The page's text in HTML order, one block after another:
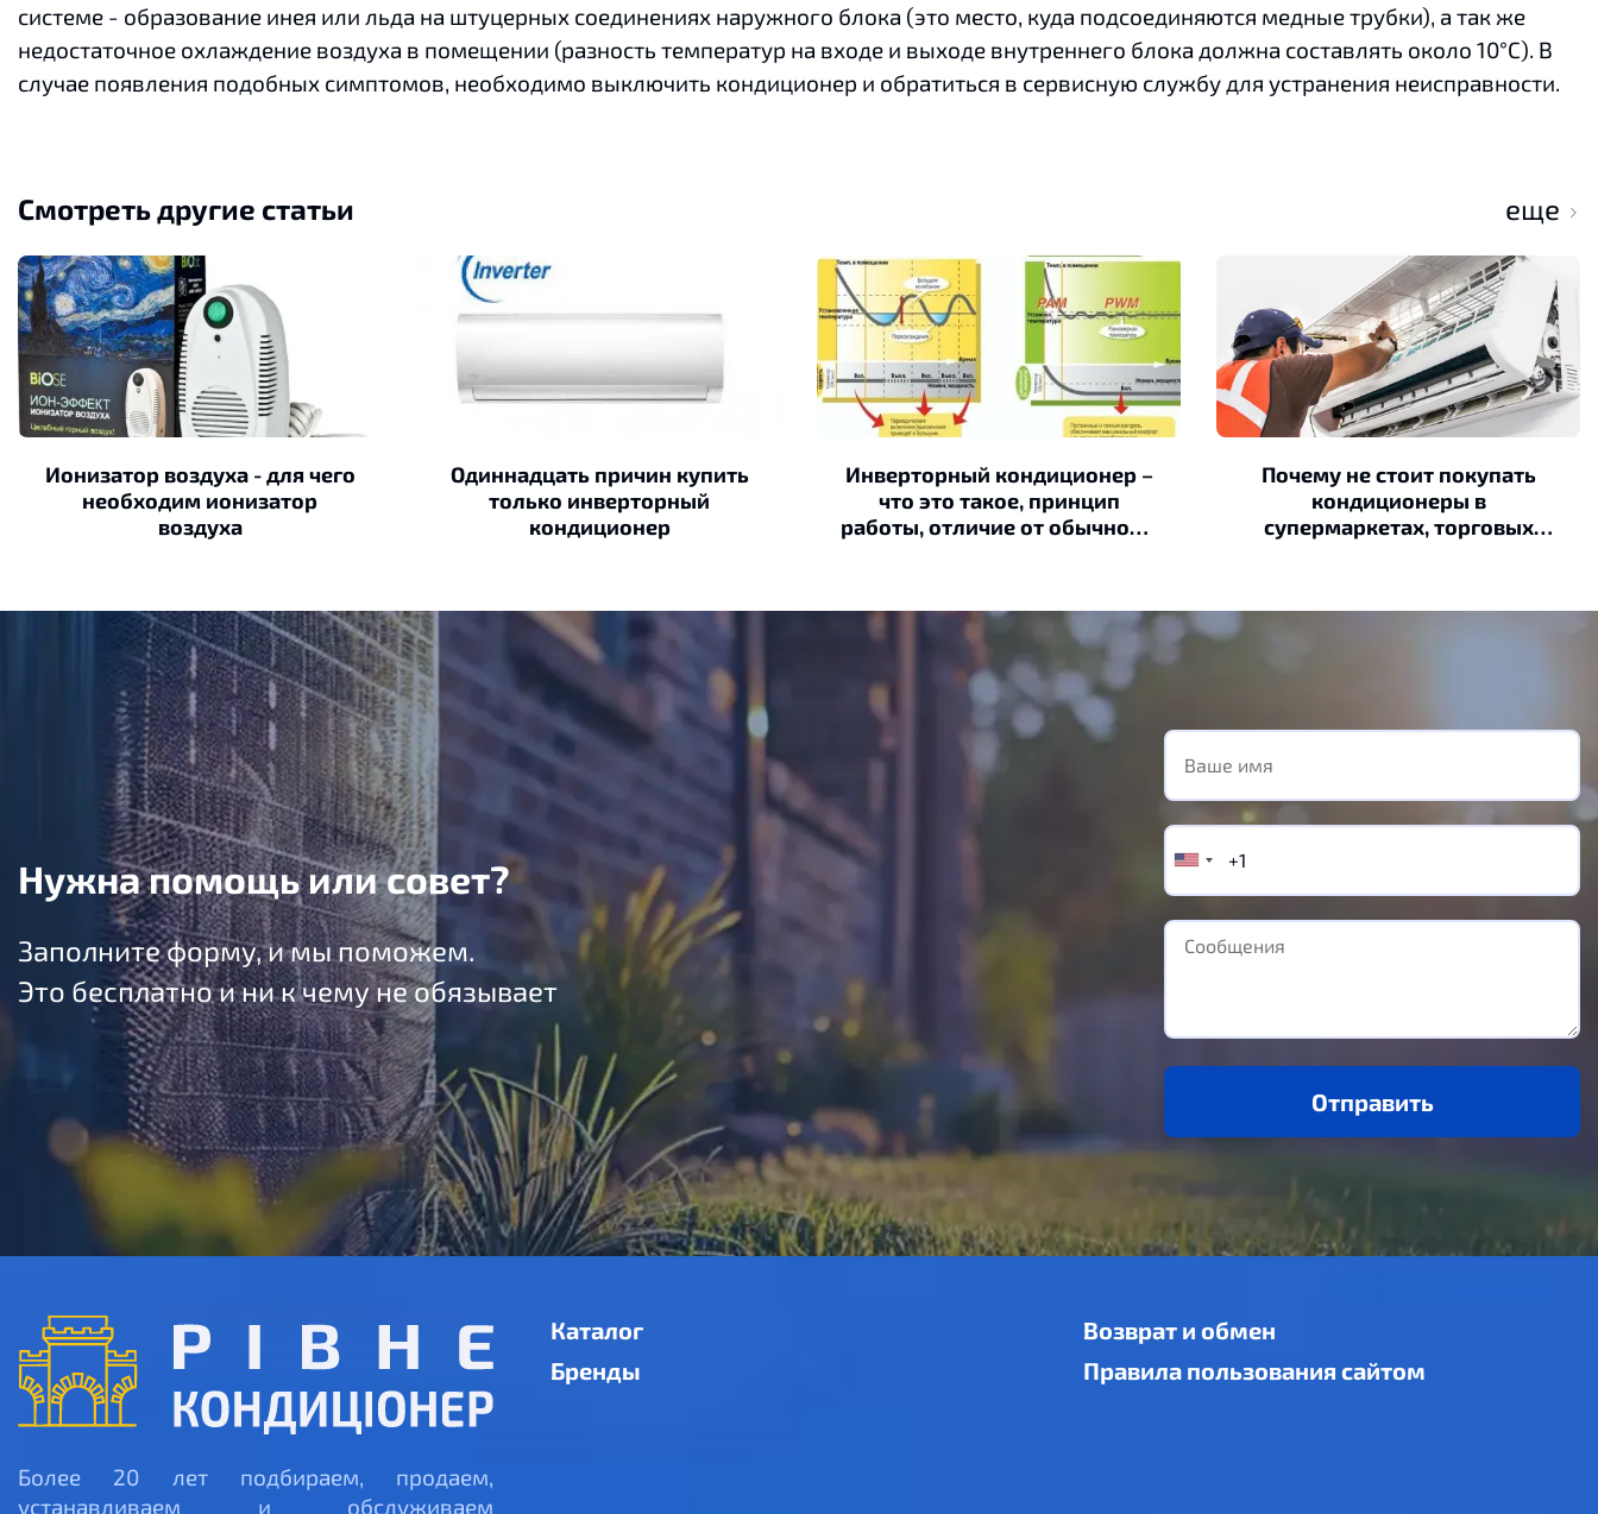
системе - образование инея или льда на штуцерных соединениях наружного блока (это место, куда подсоединяются медные трубки), а так же
недостаточное охлаждение воздуха в помещении (разность температур на входе и выходе внутреннего блока должна составлять около 10°С). В
случае появления подобных симптомов, необходимо выключить кондиционер и обратиться в сервисную службу для устранения неисправности.
Смотреть другие статьи еще
Ионизатор воздуха - для чего
необходим ионизатор
воздуха
Одиннадцать причин купить
только инверторный
кондиционер
Инверторный кондиционер –
что это такое, принцип
работы, отличие от обычного,
Почему не стоит покупать
кондиционеры в
супермаркетах, торговых
Нужна помощь или совет?
Заполните форму, и мы поможем.
Это бесплатно и ни к чему не обязывает
Отправить
Более 20 лет подбираем, продаем,
устанавливаем и обслуживаем
Каталог
Бренды
Возврат и обмен
Правила пользования сайтом